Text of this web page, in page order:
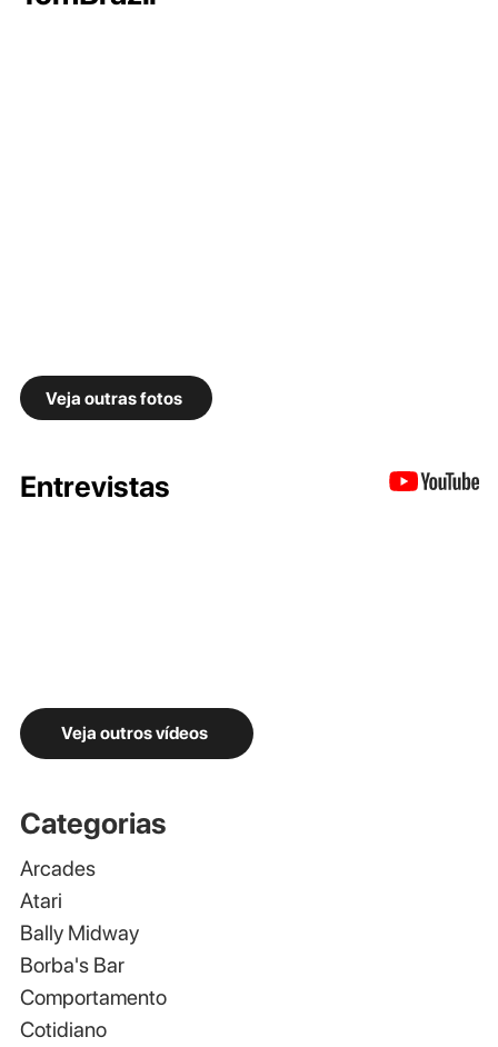
Veja outras fotos
Entrevistas
Veja outros vídeos
Categorias
Arcades
Atari
Bally Midway
Borba's Bar
Comportamento
Cotidiano